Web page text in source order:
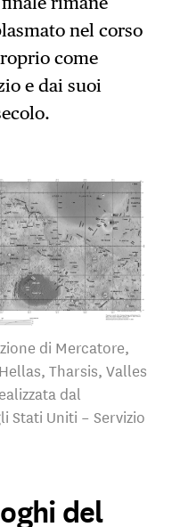
nel corso
come
e dai suoi
di Mercatore,
Tharsis, Valles
dal
Stati Uniti – Servizio
del